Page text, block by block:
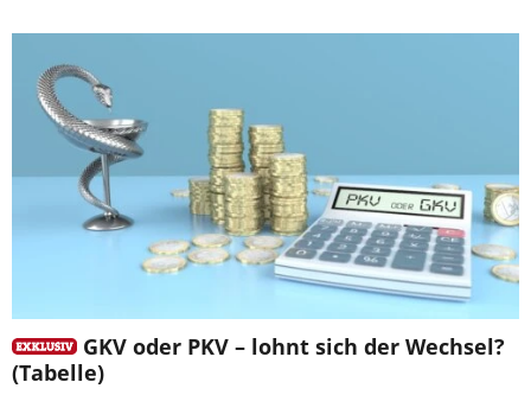
GKV oder PKV – lohnt sich der Wechsel?
(Tabelle)